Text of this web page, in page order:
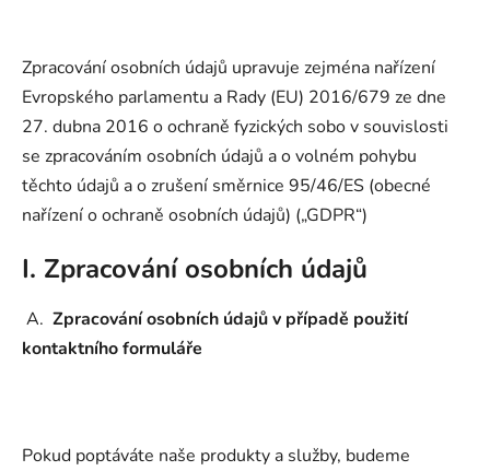
Zpracování osobních údajů upravuje zejména nařízení
Evropského parlamentu a Rady (EU) 2016/679 ze dne
27. dubna 2016 o ochraně fyzických sobo v souvislosti
se zpracováním osobních údajů a o volném pohybu
těchto údajů a o zrušení směrnice 95/46/ES (obecné
nařízení o ochraně osobních údajů) („GDPR“)
I. Zpracování osobních údajů
A. Zpracování osobních údajů v případě použití
kontaktního formuláře
Pokud poptáváte naše produkty a služby, budeme